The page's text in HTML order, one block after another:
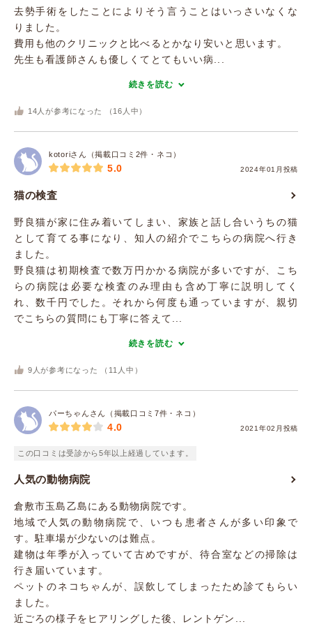
去勢手術をしたことによりそう言うことはいっさいなくな
りました。
費用も他のクリニックと比べるとかなり安いと思います。
先生も看護師さんも優しくてとてもいい病...
続きを読む
14 人が参考になった （ 16 人中）
kotoriさん（掲載口コミ2件・ネコ）
2024年01月投稿
5.0
猫の検査
野良猫が家に住み着いてしまい、家族と話し合いうちの猫
として育てる事になり、知人の紹介でこちらの病院へ行き
ました。
野良猫は初期検査で数万円かかる病院が多いですが、こち
らの病院は必要な検査のみ理由も含め丁寧に説明してく
れ、数千円でした。それから何度も通っていますが、親切
でこちらの質問にも丁寧に答えて...
続きを読む
9 人が参考になった （ 11 人中）
パーちゃんさん（掲載口コミ7件・ネコ）
2021年02月投稿
4.0
この口コミは受診から5年以上経過しています。
人気の動物病院
倉敷市玉島乙島にある動物病院です。
地域で人気の動物病院で、いつも患者さんが多い印象で
す。駐車場が少ないのは難点。
建物は年季が入っていて古めですが、待合室などの掃除は
行き届いています。
ペットのネコちゃんが、誤飲してしまったため診てもらい
ました。
近ごろの様子をヒアリングした後、レントゲン...